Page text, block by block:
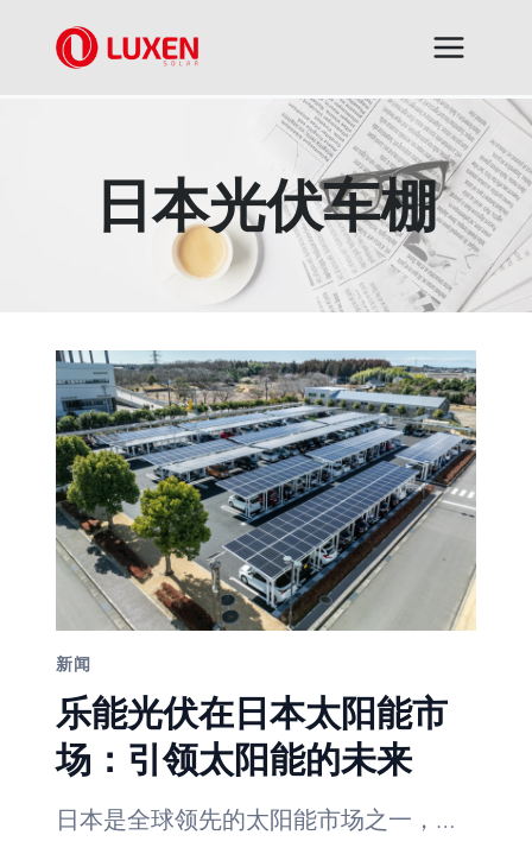
日本光伏车棚
新闻
乐能光伏在日本太阳能市
场：引领太阳能的未来
日本是全球领先的太阳能市场之一，…